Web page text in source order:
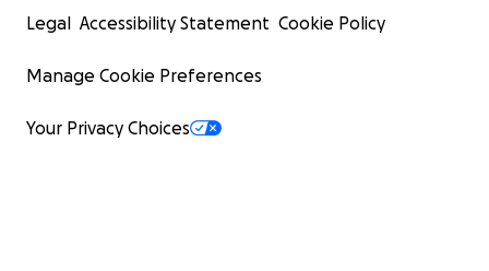
Legal Accessibility Statement Cookie Policy
Manage Cookie Preferences
Your Privacy Choices